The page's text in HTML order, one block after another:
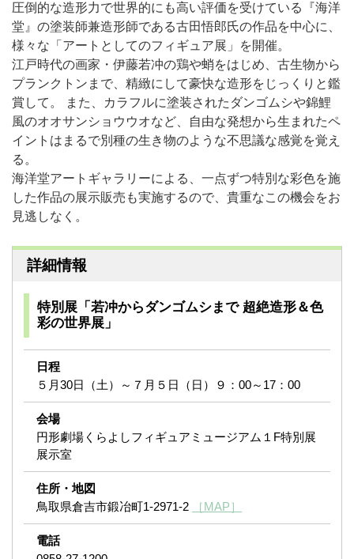
圧倒的な造形力で世界的にも高い評価を受けている『海洋
堂』の塗装師兼造形師である古田悟郎氏の作品を中心に、
様々な「アートとしてのフィギュア展」を開催。
江戸時代の画家・伊藤若冲の鶏や蛸をはじめ、古生物から
プランクトンまで、精緻にして豪快な造形をじっくりと鑑
賞して。 また、カラフルに塗装されたダンゴムシや錦鯉
風のオオサンショウウオなど、自由な発想から生まれたペ
イントはまるで別種の生き物のような不思議な感覚を覚え
る。
海洋堂アートギャラリーによる、一点ずつ特別な彩色を施
した作品の展示販売も実施するので、貴重なこの機会をお
見逃しなく。
詳細情報
特別展「若冲からダンゴムシまで 超絶造形＆色
彩の世界展」
日程
５月30日（土）～７月５日（日）９：00～17：00
会場
円形劇場くらよしフィギュアミュージアム１F特別展
展示室
住所・地図
鳥取県倉吉市鍛冶町1-2971-2
［MAP］
電話